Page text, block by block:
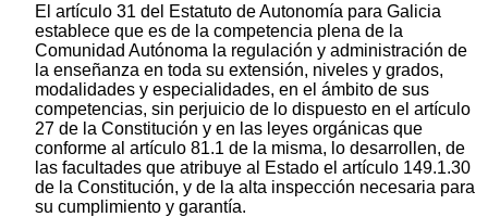
El artículo 31 del Estatuto de Autonomía para Galicia
establece que es de la competencia plena de la
Comunidad Autónoma la regulación y administración de
la enseñanza en toda su extensión, niveles y grados,
modalidades y especialidades, en el ámbito de sus
competencias, sin perjuicio de lo dispuesto en el artículo
27 de la Constitución y en las leyes orgánicas que
conforme al artículo 81.1 de la misma, lo desarrollen, de
las facultades que atribuye al Estado el artículo 149.1.30
de la Constitución, y de la alta inspección necesaria para
su cumplimiento y garantía.